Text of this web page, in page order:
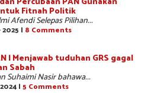
Fitnah Politik
Afendi Selepas Pilihan...
2025 | 8 Comments
| Menjawab tuduhan GRS gagal
Sabah
Suhaimi Nasir bahawa...
| 5 Comments